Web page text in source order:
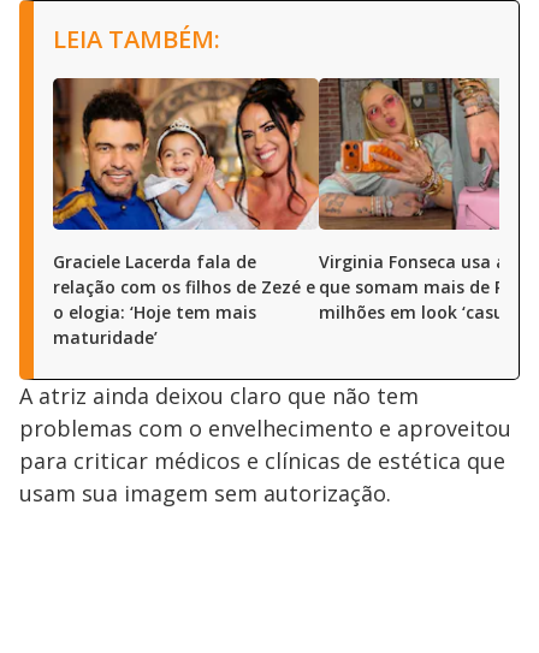
LEIA TAMBÉM:
Graciele Lacerda fala de
relação com os filhos de Zezé e
o elogia: ‘Hoje tem mais
maturidade’
Virginia Fonseca usa
que somam mais de R$
milhões em look ‘casual’
A atriz ainda deixou claro que não tem
problemas com o envelhecimento e aproveitou
para criticar médicos e clínicas de estética que
usam sua imagem sem autorização.